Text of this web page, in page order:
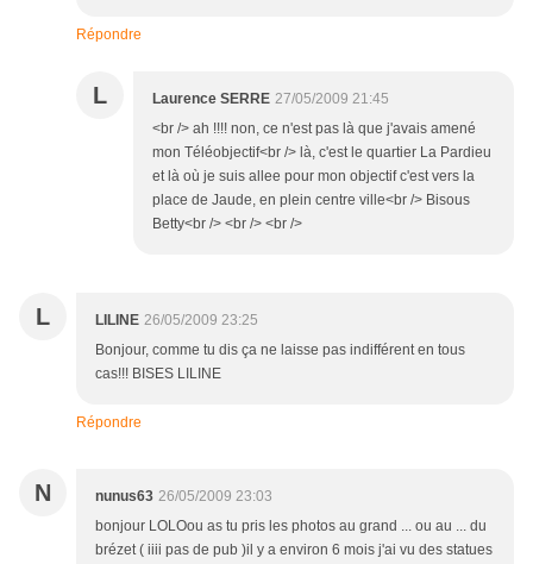
Répondre
L Laurence SERRE 27/05/2009 21:45
<br /> ah !!!! non, ce n'est pas là que j'avais amené
mon Téléobjectif<br /> là, c'est le quartier La Pardieu
et là où je suis allee pour mon objectif c'est vers la
place de Jaude, en plein centre ville<br /> Bisous
Betty<br /> <br /> <br />
L LILINE 26/05/2009 23:25
Bonjour, comme tu dis ça ne laisse pas indifférent en tous
cas!!! BISES LILINE
Répondre
N nunus63 26/05/2009 23:03
bonjour LOLOou as tu pris les photos au grand ... ou au ... du
brézet ( iiii pas de pub )il y a environ 6 mois j'ai vu des statues